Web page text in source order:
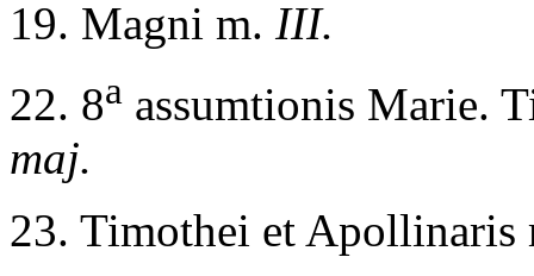
19. Magni m. III.
22. 8a assumtionis Marie.
maj.
23. Timothei et